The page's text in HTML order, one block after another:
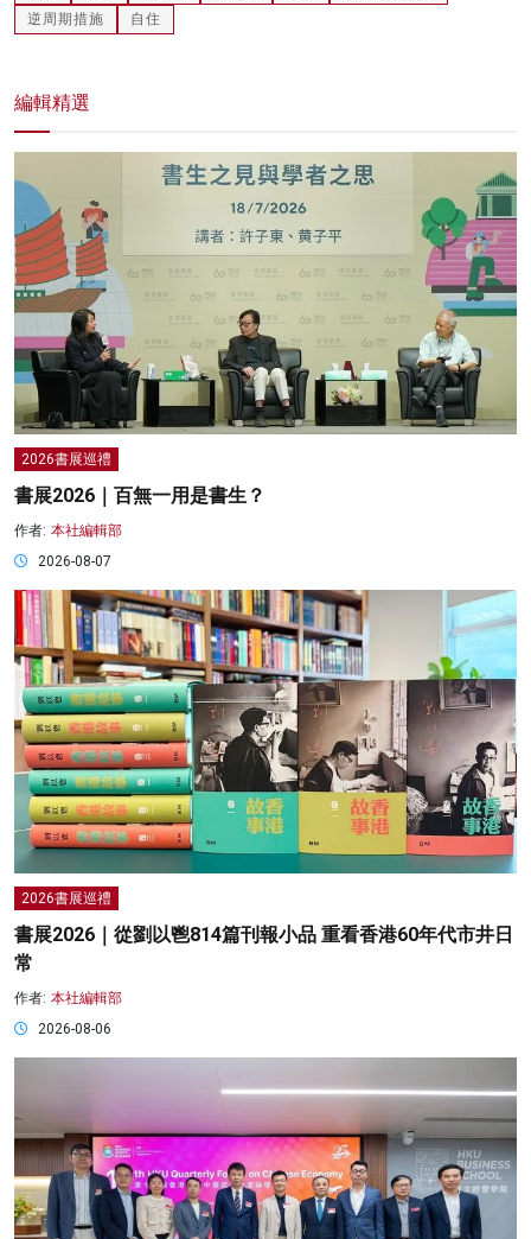
逆周期措施
自住
編輯精選
2026書展巡禮
書展2026｜百無一用是書生？
作者: 本社編輯部
2026-08-07
2026書展巡禮
書展2026｜從劉以鬯814篇刊報小品 重看香港60年代市井日
常
作者: 本社編輯部
2026-08-06